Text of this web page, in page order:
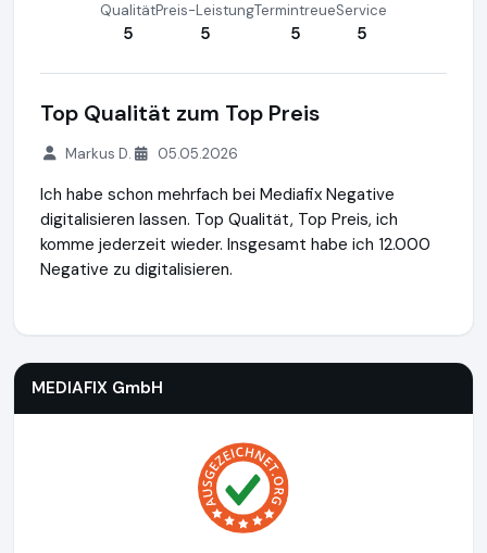
Qualität
5
Preis-Leistung
5
Termintreue
5
Service
5
Top Qualität zum Top Preis
Markus D. 05.05.2026
Ich habe schon mehrfach bei Mediafix Negative
digitalisieren lassen. Top Qualität, Top Preis, ich
komme jederzeit wieder. Insgesamt habe ich 12.000
Negative zu digitalisieren.
MEDIAFIX GmbH